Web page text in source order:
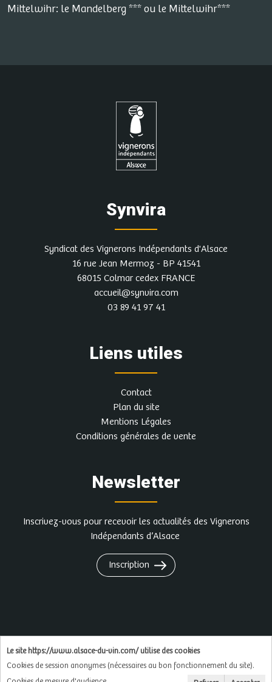
Mittelwihr: le Mandelberg *** ou le Mittelwihr***
Synvira
Syndicat des Vignerons Indépendants d'Alsace
16 rue Jean Mermoz - BP 41541
68015 Colmar cedex FRANCE
accueil@synvira.com
03 89 41 97 41
Liens utiles
Contact
Plan du site
Mentions Légales
Conditions générales de vente
Newsletter
Inscrivez-vous pour recevoir les actualités des Vignerons
Indépendants d’Alsace
Inscription
L'abus d'alcool est dangereux pour la santé, à
consommer avec modération
Le site https://www.alsace-du-vin.com/ utilise des cookies
Cookies de session anonymes (nécessaires au bon fonctionnement du site).